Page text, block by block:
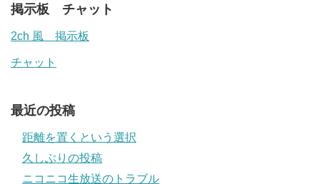
掲示板 チャット
2ch 風 掲示板
チャット
最近の投稿
距離を置くという選択
久しぶりの投稿
ニコニコ生放送のトラブル